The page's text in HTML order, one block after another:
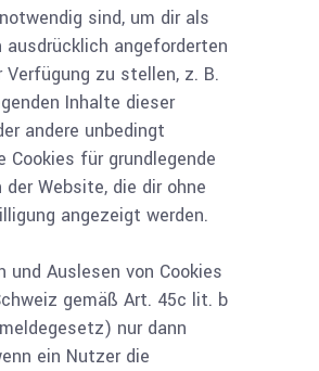
sind, um dir als
ausdrücklich angeforderten
Verfügung zu stellen, z. B.
Inhalte dieser
andere unbedingt
Cookies für grundlegende
der Website, die dir ohne
angezeigt werden.
und Auslesen von Cookies
gemäß Art. 45c lit. b
nur dann
ein Nutzer die